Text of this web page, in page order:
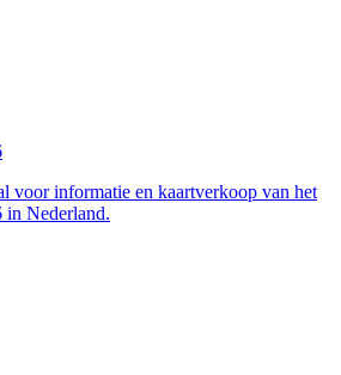
voor informatie en kaartverkoop van het
Nederland.